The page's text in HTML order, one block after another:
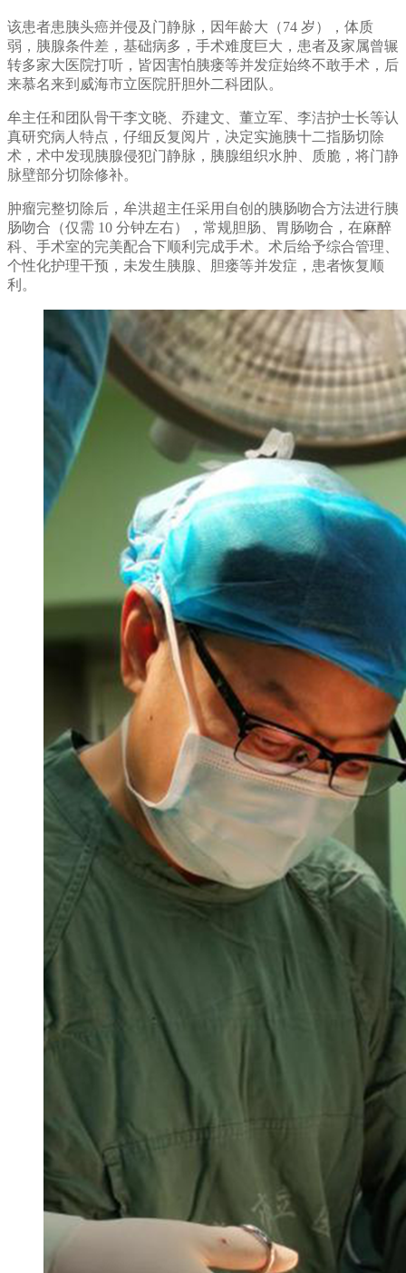
该患者患胰头癌并侵及门静脉，因年龄大（74 岁），体质
弱，胰腺条件差，基础病多，手术难度巨大，患者及家属曾辗
转多家大医院打听，皆因害怕胰瘘等并发症始终不敢手术，后
来慕名来到威海市立医院肝胆外二科团队。
牟主任和团队骨干李文晓、乔建文、董立军、李洁护士长等认
真研究病人特点，仔细反复阅片，决定实施胰十二指肠切除
术，术中发现胰腺侵犯门静脉，胰腺组织水肿、质脆，将门静
脉壁部分切除修补。
肿瘤完整切除后，牟洪超主任采用自创的胰肠吻合方法进行胰
肠吻合（仅需 10 分钟左右），常规胆肠、胃肠吻合，在麻醉
科、手术室的完美配合下顺利完成手术。术后给予综合管理、
个性化护理干预，未发生胰腺、胆瘘等并发症，患者恢复顺
利。